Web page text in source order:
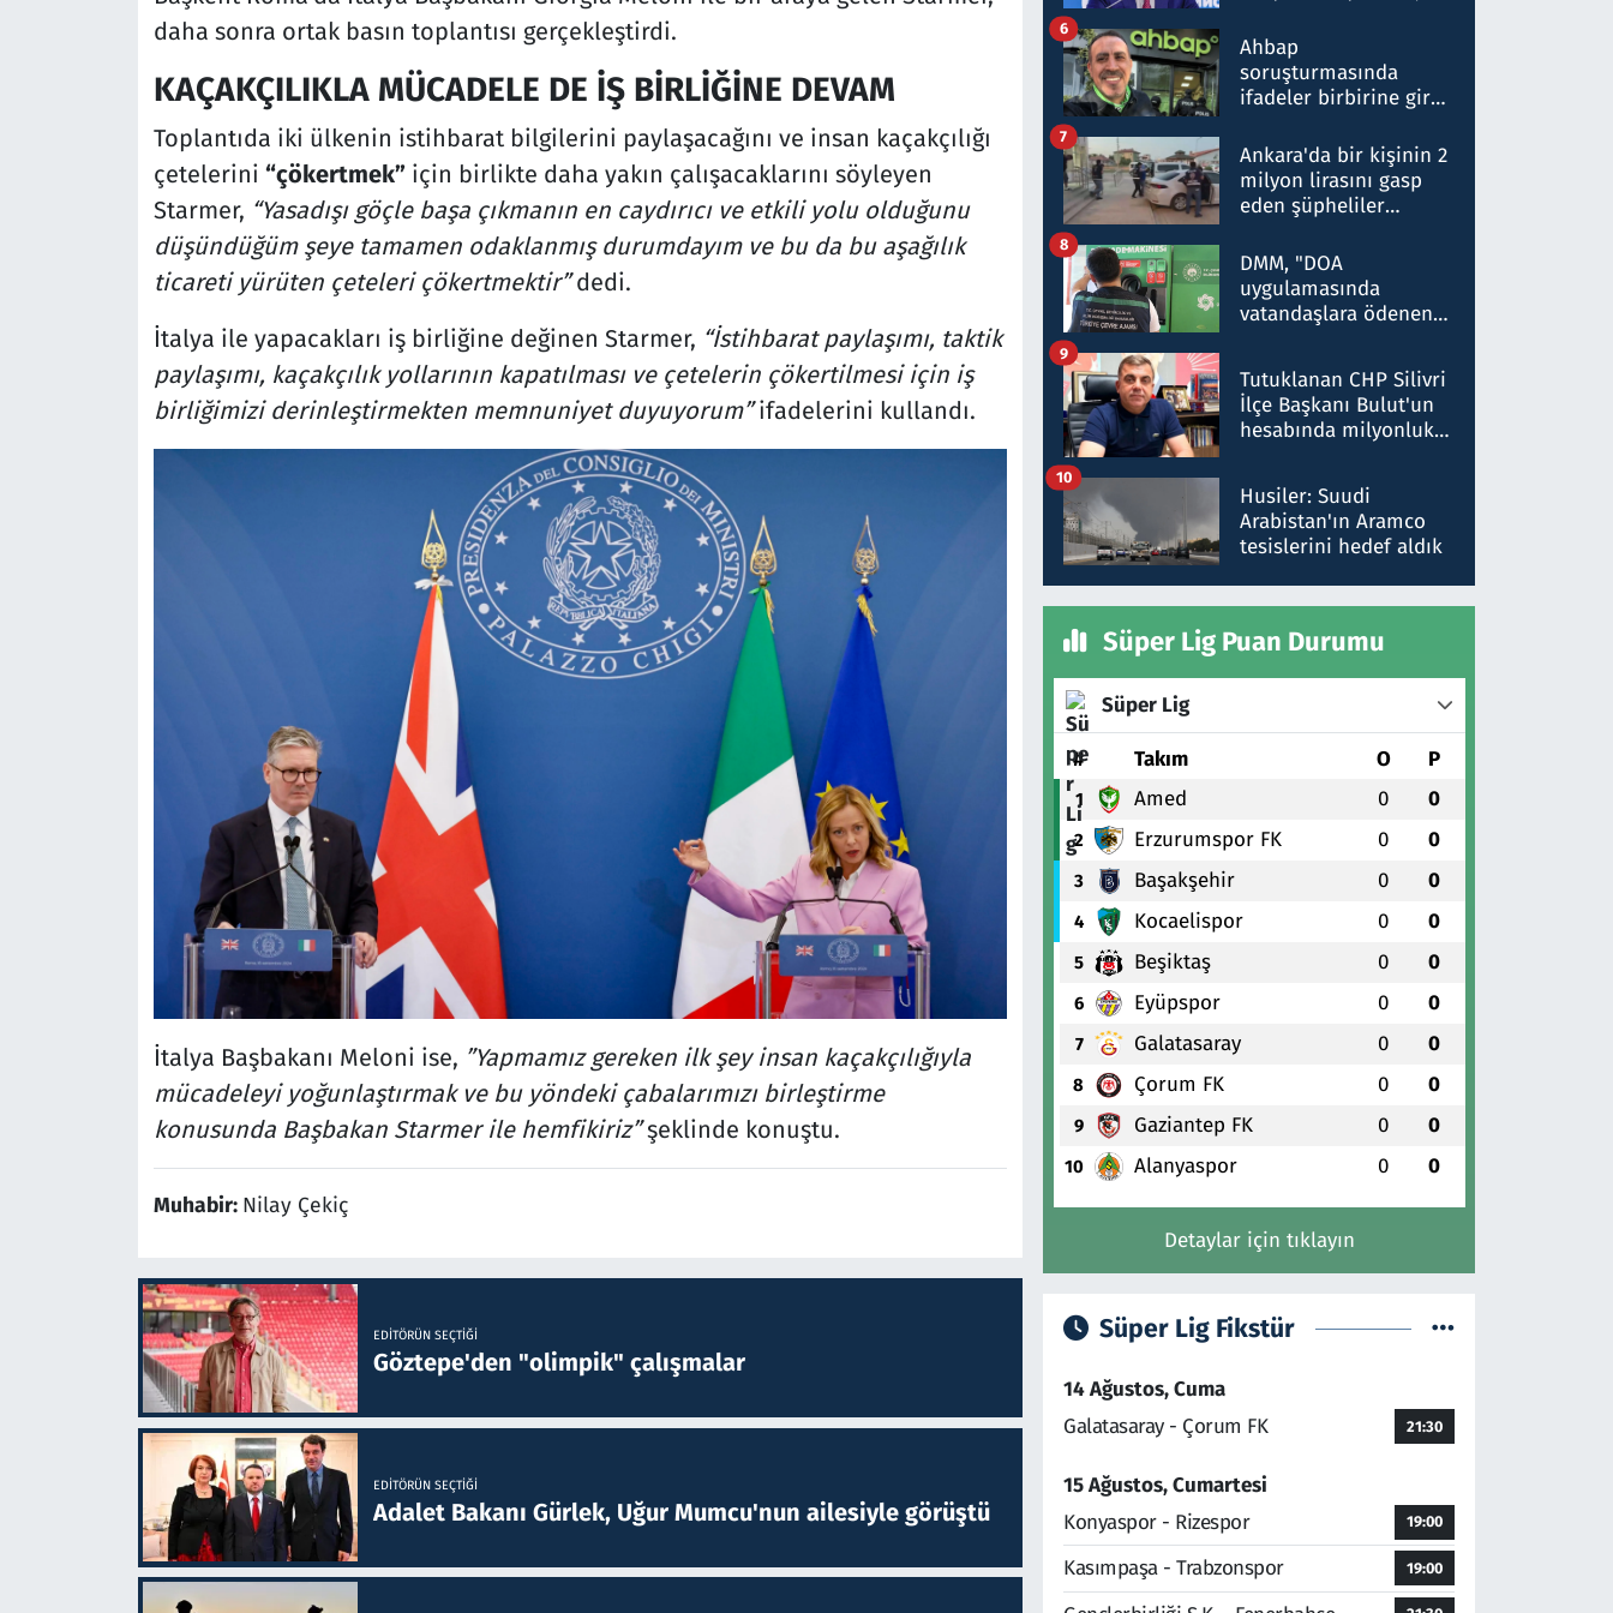
daha sonra ortak basın toplantısı gerçekleştirdi.
KAÇAKÇILIKLA MÜCADELE DE İŞ BİRLİĞİNE DEVAM
Toplantıda iki ülkenin istihbarat bilgilerini paylaşacağını ve insan kaçakçılığı
çetelerini “çökertmek”için birlikte daha yakın çalışacaklarını söyleyen
Starmer, “Yasadışı göçle başa çıkmanın en caydırıcı ve etkili yolu olduğunu
düşündüğüm şeye tamamen odaklanmış durumdayım ve bu da bu aşağılık
ticareti yürüten çeteleri çökertmektir”dedi.
İtalya ile yapacakları iş birliğine değinen Starmer, “İstihbarat paylaşımı, taktik
paylaşımı, kaçakçılık yollarının kapatılması ve çetelerin çökertilmesi için iş
birliğimizi derinleştirmekten memnuniyet duyuyorum”ifadelerini kullandı.
İtalya Başbakanı Meloni ise, ”Yapmamız gereken ilk şey insan kaçakçılığıyla
mücadeleyi yoğunlaştırmak ve bu yöndeki çabalarımızı birleştirme
konusunda Başbakan Starmer ile hemfikiriz”şeklinde konuştu.
Muhabir: Nilay Çekiç
EDITÖRÜN SEÇTIĞI
Göztepe'den "olimpik" çalışmalar
EDITÖRÜN SEÇTIĞI
Adalet Bakanı Gürlek, Uğur Mumcu'nun ailesiyle görüştü
nitelikte olduğunu
belirtti
Ahbap
soruşturmasında
ifadeler birbirine girdi:
ifadelerinden ortaya
çıkan tablo şok etti
6
Ankara'da bir kişinin 2
milyon lirasını gasp
eden şüpheliler
7
DMM, "DOA
uygulamasında
vatandaşlara ödenen
düşürüldüğü" iddiasını
yalanladı
8
Tutuklanan CHP Silivri
İlçe Başkanı Bulut'un
hesabında milyonluk
talimat verdi, ben
gönderdim
9
Husiler: Suudi
Arabistan'ın Aramco
tesislerini hedef aldık
10
Süper Lig Puan Durumu
Süper Lig
# Takım O P
1 Amed 0 0
2 Erzurumspor FK 0 0
3 Başakşehir 0 0
4 Kocaelispor 0 0
5 Beşiktaş 0 0
6 Eyüpspor 0 0
7 Galatasaray 0 0
8 Çorum FK 0 0
9 Gaziantep FK 0 0
10 Alanyaspor 0 0
Detaylar için tıklayın
Süper Lig Fikstür
14 Ağustos, Cuma
Galatasaray - Çorum FK
21:30
15 Ağustos, Cumartesi
Konyaspor - Rizespor
19:00
Kasımpaşa - Trabzonspor 19:00